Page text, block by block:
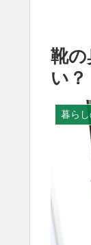
靴
い？
暮ら